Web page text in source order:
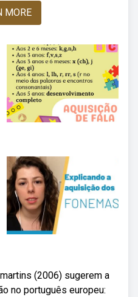
MORE
(2006) sugerem a
no português europeu: